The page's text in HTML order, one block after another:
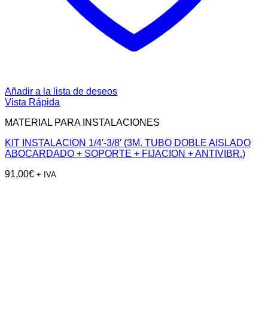
Añadir a la lista de deseos
Vista Rápida
MATERIAL PARA INSTALACIONES
KIT INSTALACION 1/4′-3/8′ (3M. TUBO DOBLE AISLADO
ABOCARDADO + SOPORTE + FIJACION + ANTIVIBR.)
91,00€ + IVA